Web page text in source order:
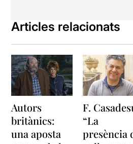
un es
podrà
saber
ni cap a
principi
que,
ens
bogeria,
misteri.
Articles relacionats
Autors
britànics:
una aposta
F.
“La
presència